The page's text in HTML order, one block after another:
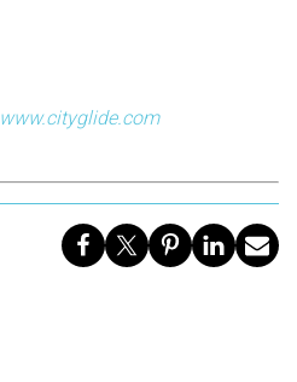
www.cityglide.com